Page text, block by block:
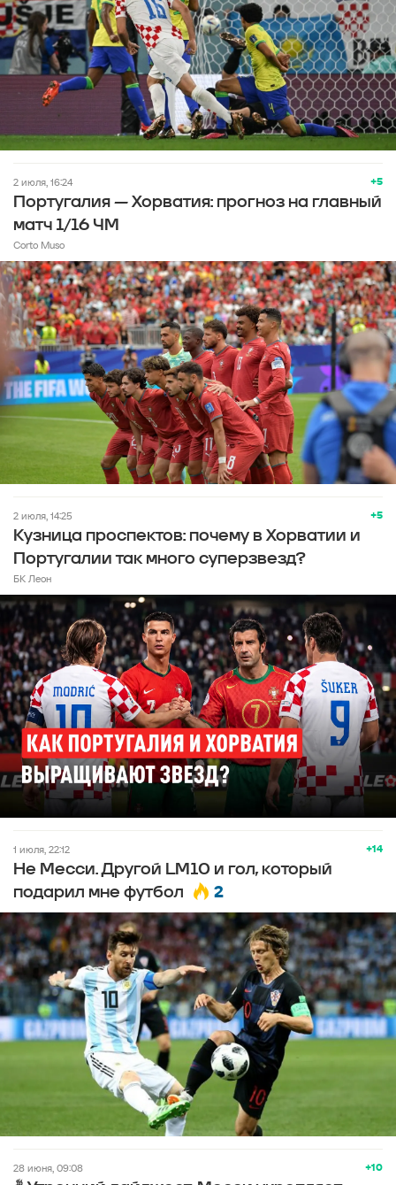
+5
2 июля, 16:24
Португалия — Хорватия: прогноз на главный
матч 1/16 ЧМ
Corto Muso
+5
2 июля, 14:25
Кузница проспектов: почему в Хорватии и
Португалии так много суперзвезд?
БК Леон
+14
1 июля, 22:12
Не Месси. Другой LM10 и гол, который
подарил мне футбол
2
+10
28 июня, 09:08